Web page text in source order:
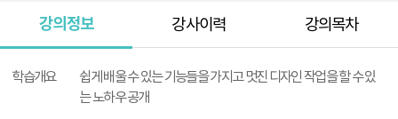
강의정보 강사이력 강의목차
학습개요
쉽게 배울 수 있는 기능들을 가지고 멋진 디자인 작업을 할 수 있
는 노하우 공개